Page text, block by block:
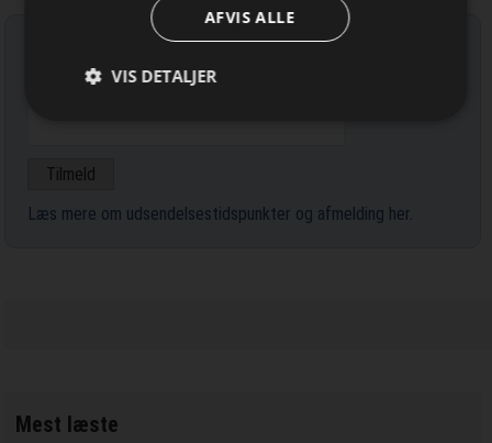
Tilmeld nyhedsbrev
Indtast din e-mail-adresse herunder.
Læs mere om udsendelsestidspunkter og afmelding her
Mest læste
AFVIS ALLE
VIS DETALJER